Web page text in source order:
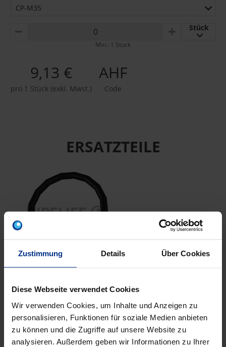
Zustimmung Details Über Cookies
Diese Webseite verwendet Cookies
Wir verwenden Cookies, um Inhalte und Anzeigen zu
personalisieren, Funktionen für soziale Medien anbieten
zu können und die Zugriffe auf unsere Website zu
analysieren. Außerdem geben wir Informationen zu Ihrer
CP-M35
MINUS PLUS
Stück
Min.: 1 Stück
9,13 €
pro 1 Stück (exkl. Mwst.)
AHF
Code
ERSATZTEILE
CP-DR15
EPDM Dichtring da15
schw ESt/CSt
EIGENSCHAFTEN